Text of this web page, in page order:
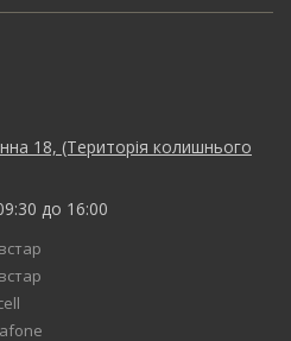
18, (Територія колишнього
до 16:00